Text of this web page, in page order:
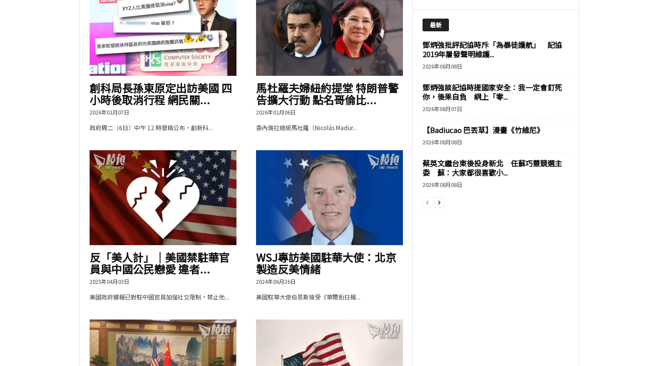
創科局長孫東原定出訪美國 四
小時後取消行程 網民關...
2026年01月07日
政府周二（6日）中午 12 時發稿公布，創新科...
馬杜羅夫婦紐約提堂 特朗普警
告擴大行動 點名哥倫比...
2026年01月06日
委內瑞拉總統馬杜羅（Nicolás Madur...
反「美人計」｜美國禁駐華官
員與中國公民戀愛 違者...
2025年04月03日
美國政府據報已對駐中國官員加強社交限制，禁止他...
WSJ專訪美國駐華大使：北京
製造反美情緒
2024年06月26日
美國駐華大使伯恩斯接受《華爾街日報...
最新
鄧炳強批評記協時斥「為暴徒護航」 記協
2019年屢發聲明維護...
2026年08月08日
鄧炳強談記協時提國家安全：我一定會釘死
你，後果自負 網上「零...
2026年08月07日
【Badiucao 巴丟草】漫畫《竹維尼》
2026年08月08日
蔡英文繼台東後投身新北 任蘇巧慧競選主
委 蘇：大家都很喜歡小...
2026年08月08日